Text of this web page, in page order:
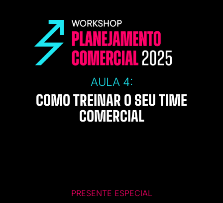
AULA 4:
COMO TREINAR O SEU TIME
COMERCIAL
PRESENTE ESPECIAL